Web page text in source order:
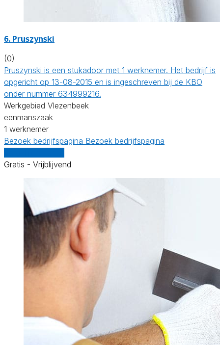
6. Pruszynski
(0)
Pruszynski is een stukadoor met 1 werknemer. Het bedrijf is
opgericht op 13-08-2015 en is ingeschreven bij de KBO
onder nummer 634999216.
Werkgebied Vlezenbeek
eenmanszaak
1 werknemer
Bezoek bedrijfspagina Bezoek bedrijfspagina
Gratis - Vrijblijvend